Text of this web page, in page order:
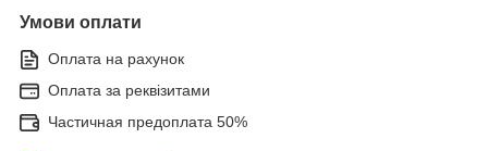
Умови оплати
Оплата на рахунок
Оплата за реквізитами
Частичная предоплата 50%